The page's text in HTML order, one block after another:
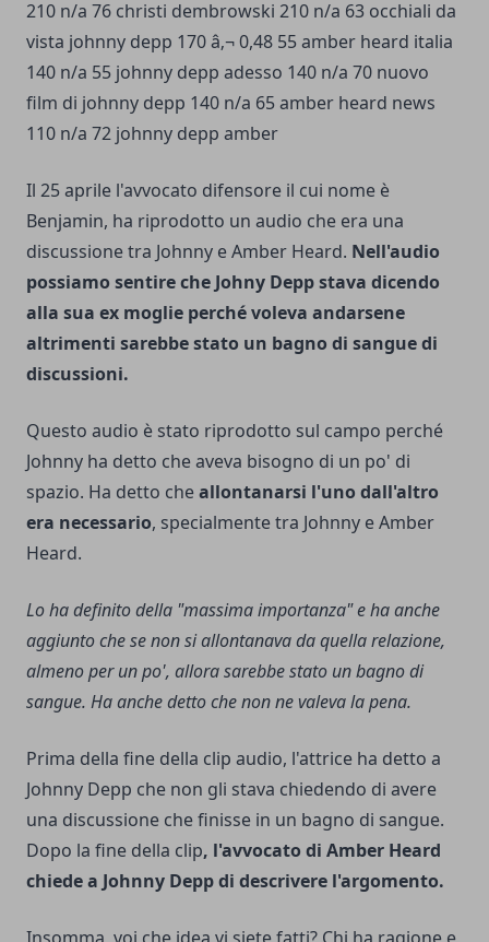
Il 25 aprile l'avvocato difensore il cui nome è
Benjamin, ha riprodotto un audio che era una
discussione tra Johnny e Amber Heard. Nell'audio
possiamo sentire che Johny Depp stava dicendo
alla sua ex moglie perché voleva andarsene
altrimenti sarebbe stato un bagno di sangue di
discussioni.
Questo audio è stato riprodotto sul campo perché
Johnny ha detto che aveva bisogno di un po' di
spazio. Ha detto cheallontanarsi l'uno dall'altro
era necessario, specialmente tra Johnny e Amber
Heard.
Lo ha definito della "massima importanza" e ha anche
aggiunto che se non si allontanava da quella relazione,
almeno per un po', allora sarebbe stato un bagno di
sangue. Ha anche detto che non ne valeva la pena.
Prima della fine della clip audio, l'attrice ha detto a
Johnny Depp che non gli stava chiedendo di avere
una discussione che finisse in un bagno di sangue.
Dopo la fine della clip, l'avvocato di Amber Heard
chiede a Johnny Depp di descrivere l'argomento.